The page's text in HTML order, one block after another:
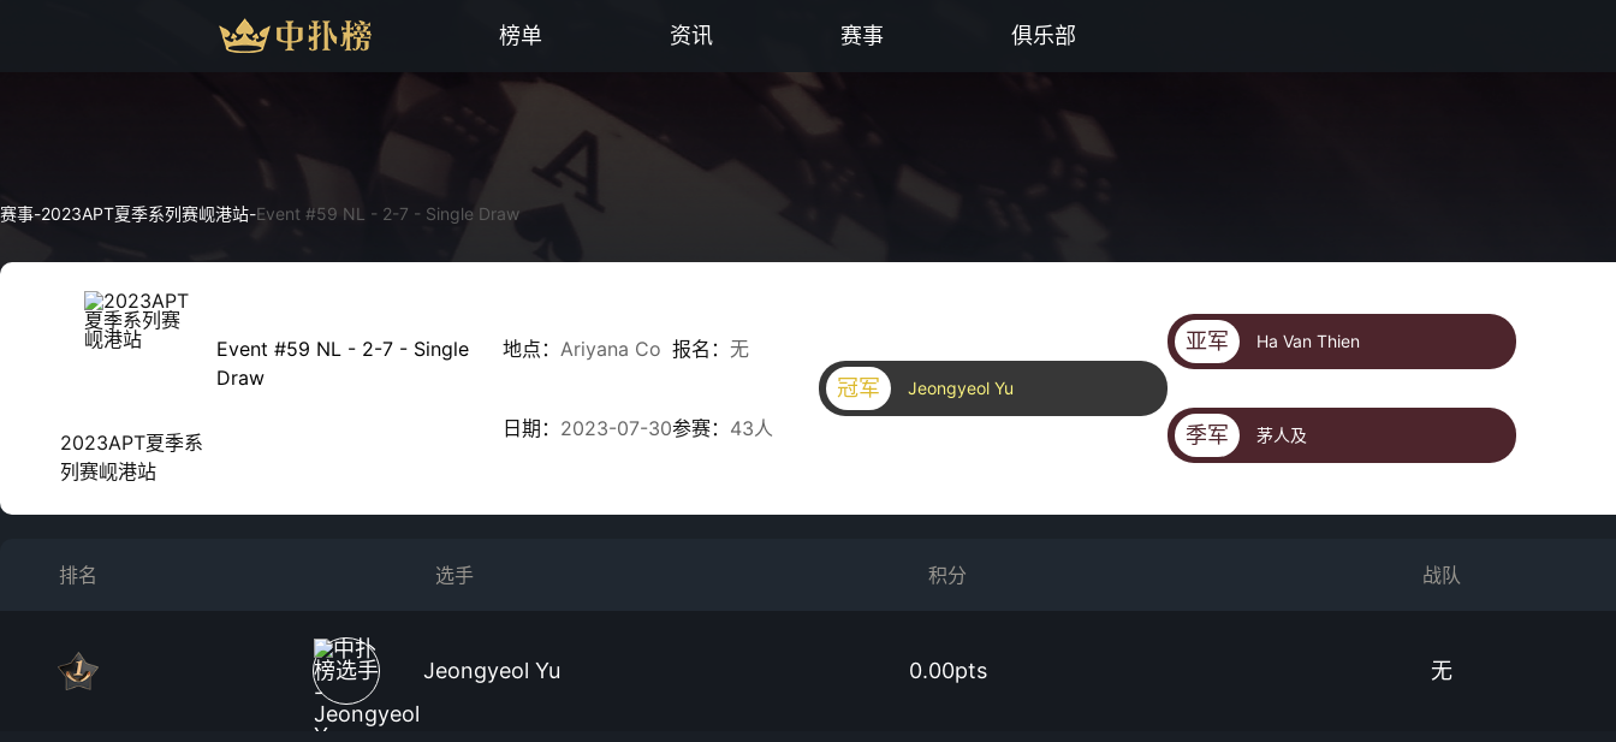
榜单 资讯 赛事 俱乐部
赛事-2023APT夏季系列赛岘港站-Event #59 NL - 2-7 - Single Draw
2023APT夏季系
列赛岘港站
Event #59 NL - 2-7 - Single
Draw
地点： Ariyana Co
日期： 2023-07-30
报名： 无
参赛： 43人
冠军 Jeongyeol Yu
亚军 Ha Van Thien
季军 茅人及
排名 选手 积分 战队
Jeongyeol Yu 0.00pts 无